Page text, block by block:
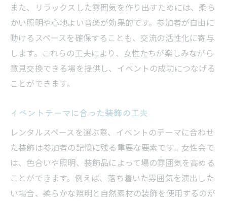
また、リラックスした雰囲気を作り出すためには、柔ら
かい照明や心地よい音楽が効果的です。参加者が自由に
動けるスペースを確保することも、交流の活性化に寄与
します。これらの工夫により、女性たちが楽しみながら
意見交換できる場を提供し、イベントの成功につなげる
ことができます。
イベントテーマに合った装飾の工夫
レンタルスペースを選ぶ際、イベントのテーマに合わせ
た装飾は参加者の記憶に残る重要な要素です。女性会で
は、色合いや照明、装飾品によって場の雰囲気を高める
ことができます。例えば、落ち着いた雰囲気を演出した
い場合、柔らかな照明と自然素材の装飾を使用するのが